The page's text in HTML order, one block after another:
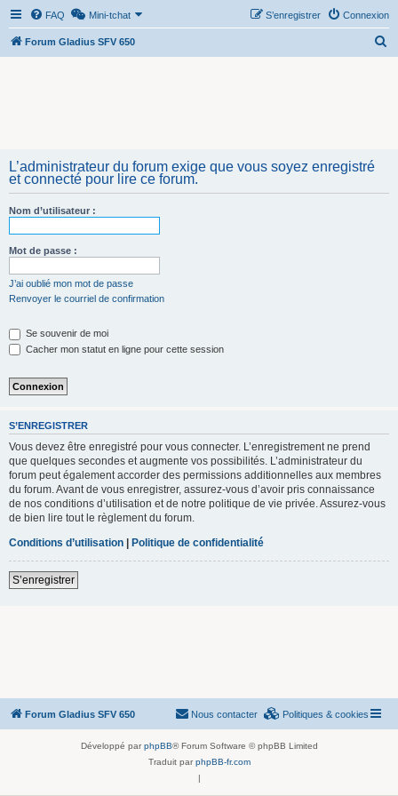
FAQ Mini-tchat Connexion
S’enregistrer
Forum Gladius SFV 650
L’administrateur du forum exige que vous soyez enregistré
et connecté pour lire ce forum.
Nom d’utilisateur :
Mot de passe :
J’ai oublié mon mot de passe
Renvoyer le courriel de confirmation
Se souvenir de moi
Cacher mon statut en ligne pour cette session
S’ENREGISTRER
Vous devez être enregistré pour vous connecter. L’enregistrement ne prend
que quelques secondes et augmente vos possibilités. L’administrateur du
forum peut également accorder des permissions additionnelles aux membres
du forum. Avant de vous enregistrer, assurez-vous d’avoir pris connaissance
de nos conditions d’utilisation et de notre politique de vie privée. Assurez-vous
de bien lire tout le règlement du forum.
Conditions d’utilisation | Politique de confidentialité
S’enregistrer
Forum Gladius SFV 650 Politiques & cookies
Nous contacter
Développé par phpBB® Forum Software © phpBB Limited
Traduit par phpBB-fr.com
|